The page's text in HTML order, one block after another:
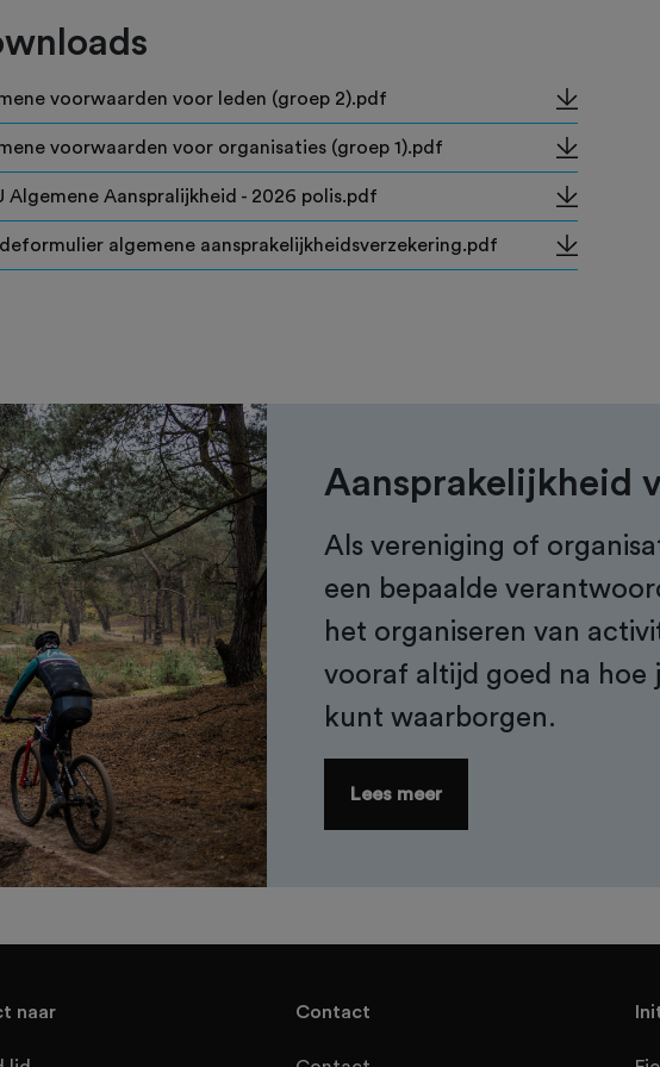
voorwaarden voor leden (groep 2).pdf
voorwaarden voor organisaties (groep 1).pdf
Algemene Aanspralijkheid - 2026 polis.pdf
algemene aansprakelijkheidsverzekering.pdf
Aansprakelijkheid
Als vereniging of
een bepaalde
het organiseren van
vooraf altijd goed na hoe
kunt waarborgen.
Lees meer
naar Contact